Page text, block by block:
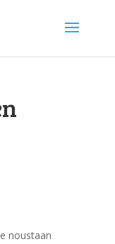
noustaan